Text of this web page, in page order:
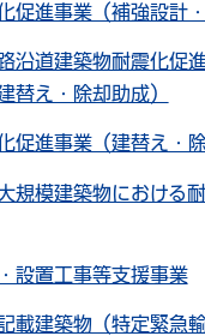
促進事業（補強設計
沿道建築物耐震化促
替え・除却助成）
促進事業（建替え・除
規模建築物における
設置工事等支援事業
載建築物（特定緊急